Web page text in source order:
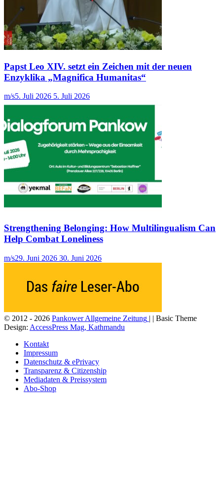
Papst Leo XIV. setzt ein Zeichen mit der neuen
Enzyklika „Magnifica Humanitas“
m/s5. Juli 2026 5. Juli 2026
Strengthening Belonging: How Multilingualism Can
Help Combat Loneliness
m/s29. Juni 2026 30. Juni 2026
© 2012 - 2026 Pankower Allgemeine Zeitung | | Basic Theme
Design: AccessPress Mag, Kathmandu
Kontakt
Impressum
Datenschutz & ePrivacy
Transparenz & Citizenship
Mediadaten & Preissystem
Abo-Shop